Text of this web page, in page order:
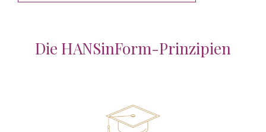
Die HANSinForm-Prinzipien